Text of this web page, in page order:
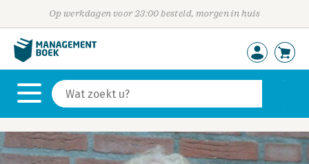
Op werkdagen voor 23:00 besteld, morgen in huis